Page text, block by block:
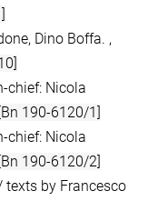
Dino Boffa. ,
chief: Nicola
[Bn 190-6120/1]
chief: Nicola
[Bn 190-6120/2]
texts by Francesco